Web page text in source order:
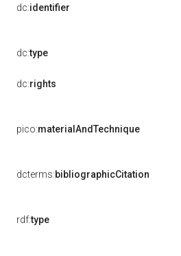
dc:identifier
dc:type
dc:rights
pico:materialAndTechnique
dcterms:bibliographicCitation
rdf:type